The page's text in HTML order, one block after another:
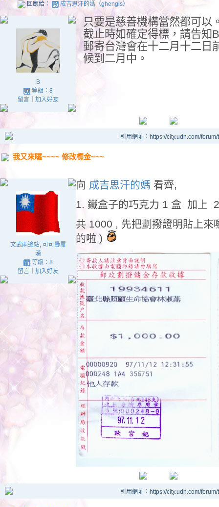
回應給： 成吉思汗的媽（ghengis）
B
等級：8
留言｜ 加入好友
只要是慈善機構當然都可以
截止時如確定得標，請告知
郵寄台灣會在十二月十二日
候到二月中。
引用網址：https://city.udn.com/
我又來囉~~~~ 修改標金~~~
文武兩邊站, 可可疊羅
漢
等級：8
留言｜ 加入好友
向 成吉思汗的媽 看齊,
1. 鐵盒子的巧克力 1 盒 加上
共 1000 , 先把劃撥證明貼上來
的啦 )
引用網址：https://city.udn.com/